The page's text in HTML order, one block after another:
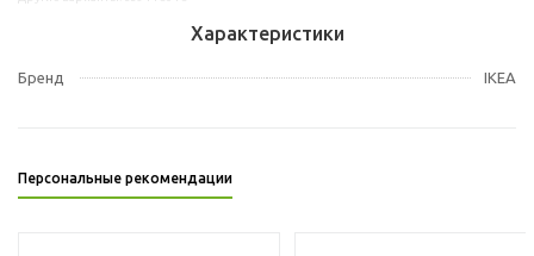
Характеристики
Бренд IKEA
Персональные рекомендации